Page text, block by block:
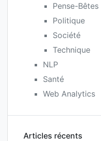
Pense-Bêtes
Politique
Société
Technique
NLP
Santé
Web Analytics
Articles récents